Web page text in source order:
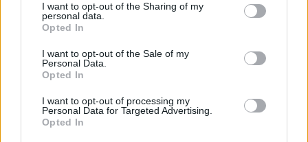
I want to opt-out of the Sharing of my
personal data.
Opted In
I want to opt-out of the Sale of my
Personal Data.
Opted In
I want to opt-out of processing my
Personal Data for Targeted Advertising.
Opted In
Télécharger le fichier maignien s
ophie ASV.pdf
Télécharger maignien sophie ASV.